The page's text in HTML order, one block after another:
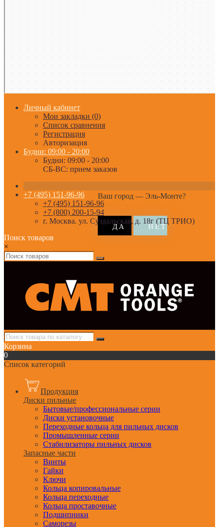
Личный кабинет
Мои закладки (0)
Список сравнения
Регистрация
Авторизация
Будни: 09:00 - 20:00
Будни: 09:00 - 20:00
СБ-ВС: прием заказов
Ваш город — Эль-Монте?
+7 (495) 151-96-96
+7 (495) 151-96-96
+7 (800) 200-15-94
г. Москва. ул. Суздальская, д. 18г (ТЦ ТРИО)
Поиск товаров
×
Корзина
0
Список категорий
Продукция
Диски пильные
Бытовые/профессиональные серии
Диски установочные
Переходные кольца для пильных дисков
Промышленные серии
Стабилизаторы пильных дисков
Запасные части
Винты
Гайки
Ключи
Кольца копировальные
Кольца переходные
Кольца проставочные
Подшипники
Саморезы